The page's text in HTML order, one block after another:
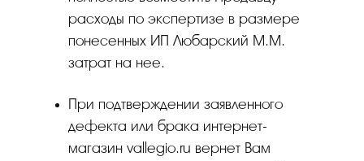
расходы по экспертизе в размере
понесенных ИП Любарский М.М.
затрат на нее.
При подтверждении заявленного
дефекта или брака интернет-
магазин vallegio.ru вернет Вам